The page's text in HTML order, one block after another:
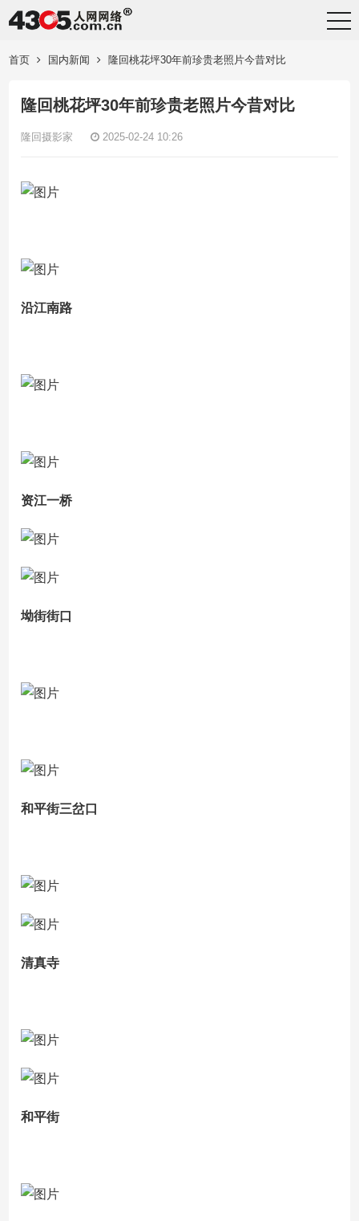
首页 国内新闻 隆回桃花坪30年前珍贵老照片今昔对比
隆回桃花坪30年前珍贵老照片今昔对比
隆回摄影家 2025-02-24 10:26
沿江南路
资江一桥
坳街街口
和平街三岔口
清真寺
和平街